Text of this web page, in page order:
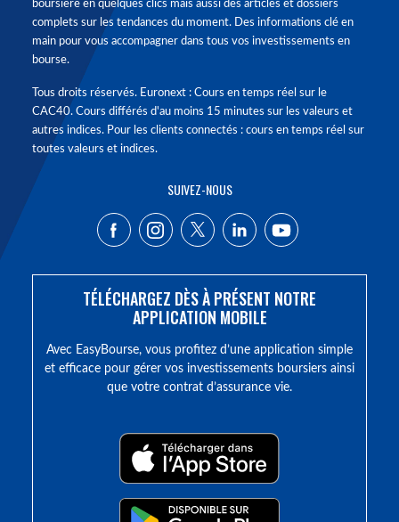
boursière en quelques clics mais aussi des articles et dossiers
complets sur les tendances du moment. Des informations clé en
main pour vous accompagner dans tous vos investissements en
bourse.
Tous droits réservés. Euronext : Cours en temps réel sur le
CAC40. Cours différés d'au moins 15 minutes sur les valeurs et
autres indices. Pour les clients connectés : cours en temps réel sur
toutes valeurs et indices.
SUIVEZ-NOUS
TÉLÉCHARGEZ DÈS À PRÉSENT NOTRE
APPLICATION MOBILE
Avec EasyBourse, vous profitez d’une application simple
et efficace pour gérer vos investissements boursiers ainsi
que votre contrat d’assurance vie.